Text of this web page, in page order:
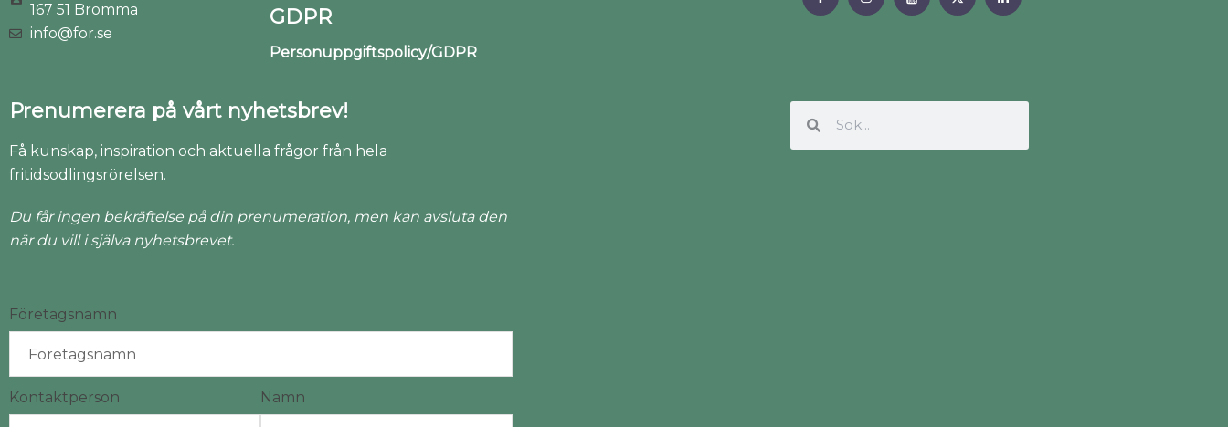
167 51 Bromma
info@for.se
GDPR
Personuppgiftspolicy/GDPR
Prenumerera på vårt nyhetsbrev!
Få kunskap, inspiration och aktuella frågor från hela
fritidsodlingsrörelsen.
Du får ingen bekräftelse på din prenumeration, men kan avsluta den
när du vill i själva nyhetsbrevet.
Företagsnamn
Kontaktperson Namn